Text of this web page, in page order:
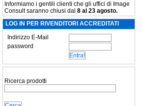
Informiamo i gentili clienti che gli uffici di Image
Consult saranno chiusi dal 8 al 23 agosto.
LOG IN PER RIVENDITORI ACCREDITATI
Indirizzo E-Mail
password
Ricerca prodotti